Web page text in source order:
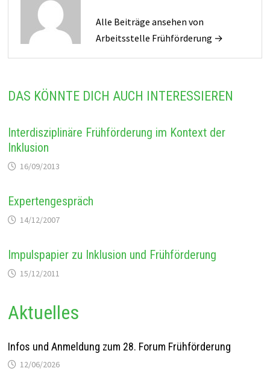
Alle Beiträge ansehen von
Arbeitsstelle Frühförderung →
DAS KÖNNTE DICH AUCH INTERESSIEREN
Interdisziplinäre Frühförderung im Kontext der
Inklusion
16/09/2013
Expertengespräch
14/12/2007
Impulspapier zu Inklusion und Frühförderung
15/12/2011
Aktuelles
Infos und Anmeldung zum 28. Forum Frühförderung
12/06/2026